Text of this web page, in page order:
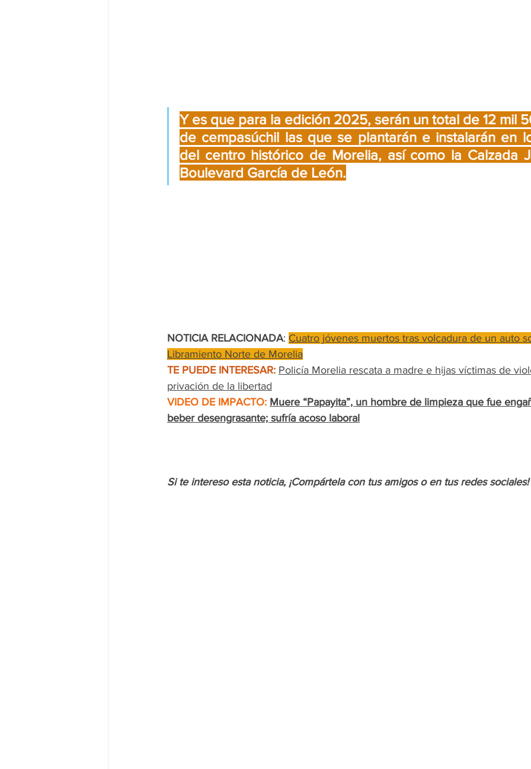
Y es que para la edición 2025, serán un total de 12 mil
de cempasúchil las que se plantarán e instalarán en
del centro histórico de Morelia, así como la Calzada
Boulevard García de León.
NOTICIA RELACIONADA: Cuatro jóvenes muertos tras volcadura de un auto
Libramiento Norte de Morelia
TE PUEDE INTERESAR: Policía Morelia rescata a madre e hijas víctimas de
privación de la libertad
VIDEO DE IMPACTO: Muere “Papayita”, un hombre de limpieza que fue
beber desengrasante; sufría acoso laboral
Si te intereso esta noticia, ¡Compártela con tus amigos o en tus redes sociales!